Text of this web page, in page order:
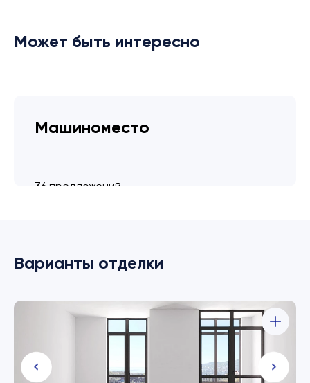
Может быть интересно
Машиноместо
36 предложений
Варианты отделки